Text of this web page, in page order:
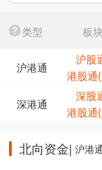
类型 板
沪港通
沪股
港股通
深港通
深股
港股通
北向资金| 沪港